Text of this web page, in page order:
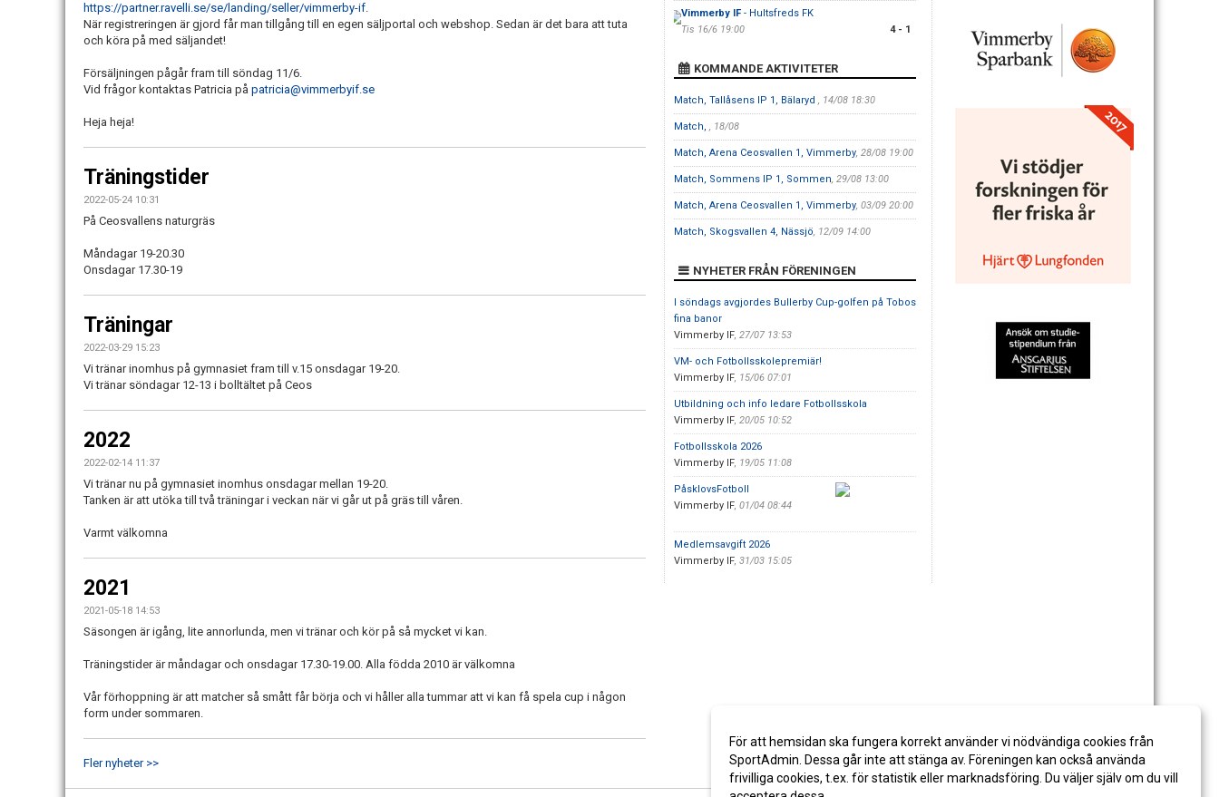
https://partner.ravelli.se/se/landing/seller/vimmerby-if.
När registreringen är gjord får man tillgång till en egen säljportal och webshop. Sedan är det bara att tuta
och köra på med säljandet!
Försäljningen pågår fram till söndag 11/6.
Vid frågor kontaktas Patricia på patricia@vimmerbyif.se
Heja heja!
Träningstider
2022-05-24 10:31
På Ceosvallens naturgräs
Måndagar 19-20.30
Onsdagar 17.30-19
Träningar
2022-03-29 15:23
Vi tränar inomhus på gymnasiet fram till v.15 onsdagar 19-20.
Vi tränar söndagar 12-13 i bolltältet på Ceos
2022
2022-02-14 11:37
Vi tränar nu på gymnasiet inomhus onsdagar mellan 19-20.
Tanken är att utöka till två träningar i veckan när vi går ut på gräs till våren.
Varmt välkomna
2021
2021-05-18 14:53
Säsongen är igång, lite annorlunda, men vi tränar och kör på så mycket vi kan.
Träningstider är måndagar och onsdagar 17.30-19.00. Alla födda 2010 är välkomna
Vår förhoppning är att matcher så smått får börja och vi håller alla tummar att vi kan få spela cup i någon
form under sommaren.
Fler nyheter >>
Vimmerby IF- Hultsfreds FK
Tis 16/6 19:00
4 - 1
KOMMANDE AKTIVITETER
Match, Tallåsens IP 1, Bälaryd , 14/08 18:30
Match, , 18/08
Match, Arena Ceosvallen 1, Vimmerby, 28/08 19:00
Match, Sommens IP 1, Sommen, 29/08 13:00
Match, Arena Ceosvallen 1, Vimmerby, 03/09 20:00
Match, Skogsvallen 4, Nässjö, 12/09 14:00
NYHETER FRÅN FÖRENINGEN
I söndags avgjordes Bullerby Cup-golfen på Tobos
fina banor
Vimmerby IF, 27/07 13:53
VM- och Fotbollsskolepremiär!
Vimmerby IF, 15/06 07:01
Utbildning och info ledare Fotbollsskola
Vimmerby IF, 20/05 10:52
Fotbollsskola 2026
Vimmerby IF, 19/05 11:08
PåsklovsFotboll
Vimmerby IF, 01/04 08:44
Medlemsavgift 2026
Vimmerby IF, 31/03 15:05
För att hemsidan ska fungera korrekt använder vi nödvändiga cookies från
SportAdmin. Dessa går inte att stänga av. Föreningen kan också använda
frivilliga cookies, t.ex. för statistik eller marknadsföring. Du väljer själv om du vill